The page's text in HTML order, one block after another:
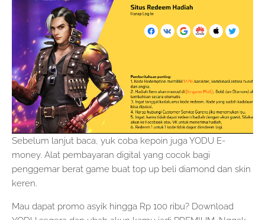
Sebelum lanjut baca, yuk coba kepoin juga YODU E-
money. Alat pembayaran digital yang cocok bagi
penggemar berat game buat top up beli diamond dan skin
keren.
Mau dapat promo asyik hingga Rp 100 ribu? Download